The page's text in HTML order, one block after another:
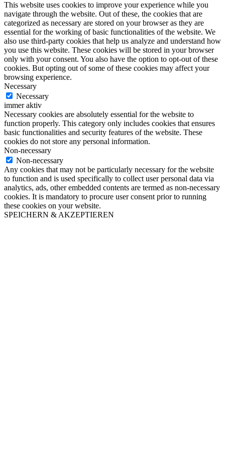
This website uses cookies to improve your experience while you
navigate through the website. Out of these, the cookies that are
categorized as necessary are stored on your browser as they are
essential for the working of basic functionalities of the website. We
also use third-party cookies that help us analyze and understand how
you use this website. These cookies will be stored in your browser
only with your consent. You also have the option to opt-out of these
cookies. But opting out of some of these cookies may affect your
browsing experience.
Necessary
Necessary
immer aktiv
Necessary cookies are absolutely essential for the website to
function properly. This category only includes cookies that ensures
basic functionalities and security features of the website. These
cookies do not store any personal information.
Non-necessary
Non-necessary
Any cookies that may not be particularly necessary for the website
to function and is used specifically to collect user personal data via
analytics, ads, other embedded contents are termed as non-necessary
cookies. It is mandatory to procure user consent prior to running
these cookies on your website.
SPEICHERN & AKZEPTIEREN